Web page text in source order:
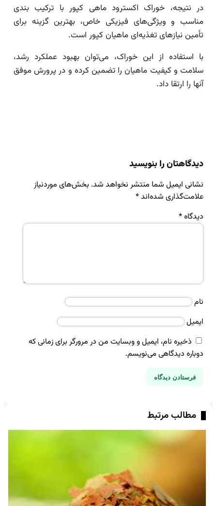
در نتیجه، خوراک اکسترود ماهی کپور با ترکیب بندی
مناسب و ویژگی‌های فیزیکی خاص، بهترین گزینه برای
تأمین نیازهای تغذیه‌ای ماهیان کپور است.
با استفاده از این خوراک، می‌توان بهبود عملکرد رشد،
سلامت و کیفیت ماهیان را تضمین کرده و در پرورش موفق
آنها را ارتقا داد.
دیدگاهتان را بنویسید
نشانی ایمیل شما منتشر نخواهد شد. بخش‌های موردنیاز
علامت‌گذاری شده‌اند*
دیدگاه*
نام
ایمیل
ذخیره نام، ایمیل و وبسایت من در مرورگر برای زمانی که
دوباره دیدگاهی می‌نویسم.
مطالب مرتبط